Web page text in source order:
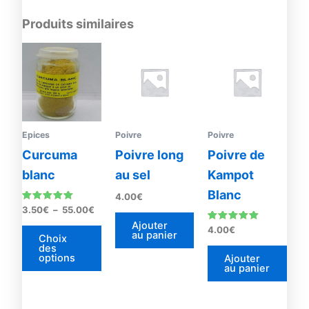
Produits similaires
Epices
Curcuma
blanc
Note
5.00
sur 5
3.50€ – 55.00€
Choix
des
options
plusieurs
Les
options
être
choisies
sur
page
Poivre
Poivre long
au sel
4.00€
Ajouter
au panier
Poivre
Poivre de
Kampot
Blanc
Note
5.00
sur 5
4.00€
Ajouter
au panier